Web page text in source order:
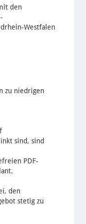
den
Westfalen
zu niedrigen
sind, sind
PDF-
den
stetig zu